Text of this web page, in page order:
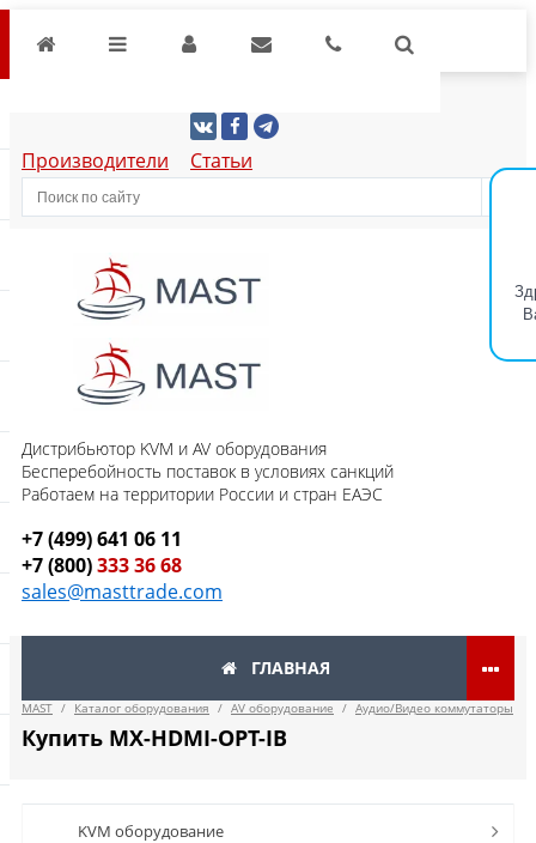
Производители Статьи
Дистрибьютор KVM и AV оборудования
Бесперебойность поставок в условиях санкций
Работаем на территории России и стран ЕАЭС
+7 (499) 641 06 11
+7 (800)333 36 68
sales@masttrade.com
ГЛАВНАЯ
MAST / Каталог оборудования / AV оборудование / Аудио/Видео коммутаторы
Купить MX-HDMI-OPT-IB
KVM оборудование